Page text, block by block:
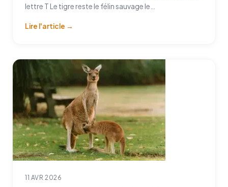
lettre T Le tigre reste le félin sauvage le…
Lire l'article →
11 AVR 2026